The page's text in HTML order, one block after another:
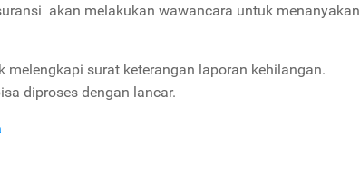
akan melakukan wawancara untuk menanyakan
surat keterangan laporan kehilangan.
diproses dengan lancar.